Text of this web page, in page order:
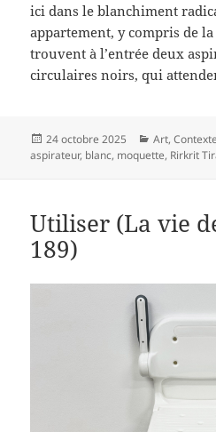
ici dans le blanchiment
appartement, y compris de
trouvent à l’entrée deux
circulaires noirs, qui
Publié
le
24 octobre 2025 Catégories
Art,Contexte
aspirateur, blanc, moquette, Rirkrit
Utiliser (La vie
189)